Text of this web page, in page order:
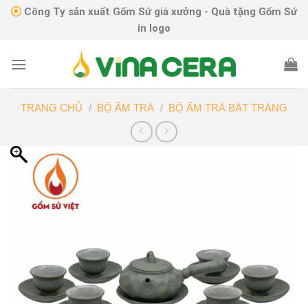
Skip Công Ty sản xuất Gốm Sứ giá xưởng - Quà tặng Gốm Sứ
in logo
TRANG CHỦ / BỘ ẤM TRÀ / BỘ ẤM TRÀ BÁT TRÀNG